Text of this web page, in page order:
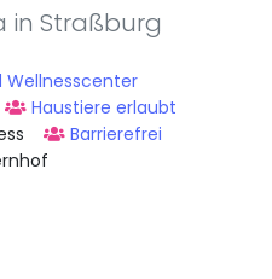
in Straßburg
Wellnesscenter
Haustiere erlaubt
Barrierefrei